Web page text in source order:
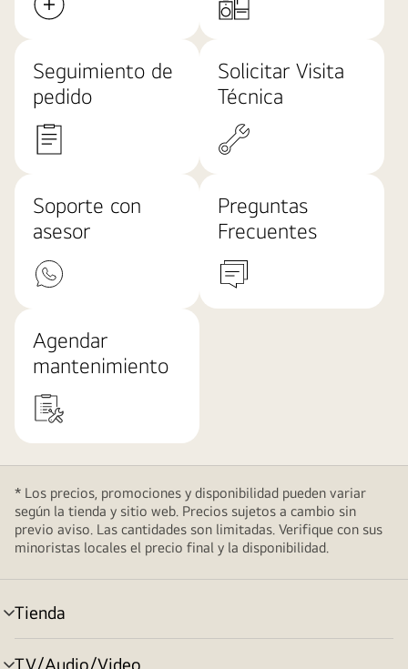
Seguimiento de
pedido
Solicitar Visita
Técnica
Soporte con
asesor
Preguntas
Frecuentes
Agendar
mantenimiento
* Los precios, promociones y disponibilidad pueden variar
según la tienda y sitio web. Precios sujetos a cambio sin
previo aviso. Las cantidades son limitadas. Verifique con sus
minoristas locales el precio final y la disponibilidad.
Tienda
cambiar
de
menú
TV/Audio/Video